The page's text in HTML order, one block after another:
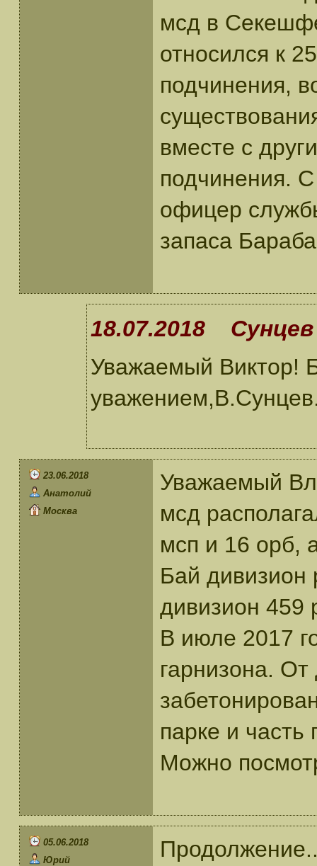
мсд в
относился к
подчинения,
вместе с
подчинения.
офицер
запаса
18.07.2018
Уважаемый Виктор!
23.06.2018
Анатолий
Москва
Уважаемый
мсд
мсп и 16 орб,
Бай дивизион
дивизион 459
В июле 2017
гарнизона. От
парке и
Можно
05.06.2018
Юрий